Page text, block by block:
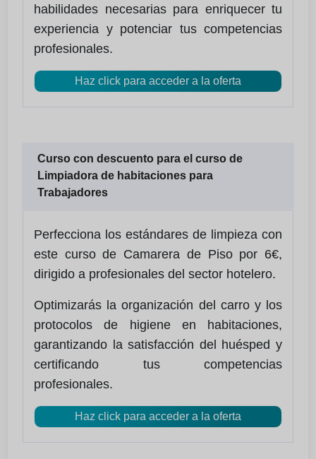
habilidades necesarias para enriquecer tu
experiencia y potenciar tus competencias
profesionales.
Haz click para acceder a la oferta
Curso con descuento para el curso de
Limpiadora de habitaciones para
Trabajadores
Perfecciona los estándares de limpieza con
este curso de Camarera de Piso por 6€,
dirigido a profesionales del sector hotelero.
Optimizarás la organización del carro y los
protocolos de higiene en habitaciones,
garantizando la satisfacción del huésped y
certificando tus competencias
profesionales.
Haz click para acceder a la oferta